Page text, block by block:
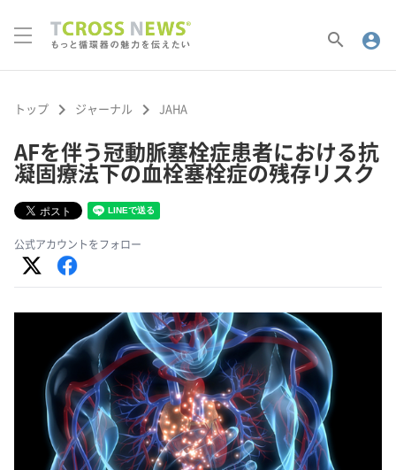
search account_circle
トップ keyboard_arrow_right ジャーナル keyboard_arrow_right JAHA
AFを伴う冠動脈塞栓症患者における抗
凝固療法下の血栓塞栓症の残存リスク
公式アカウントをフォロー